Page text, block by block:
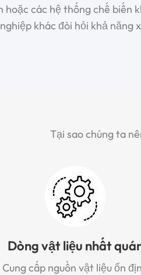
hoặc các hệ thống chế
khác đòi hỏi khả năng
Tại sao chúng ta
Dòng vật liệu nhất
Cung cấp nguồn vật liệu ổn